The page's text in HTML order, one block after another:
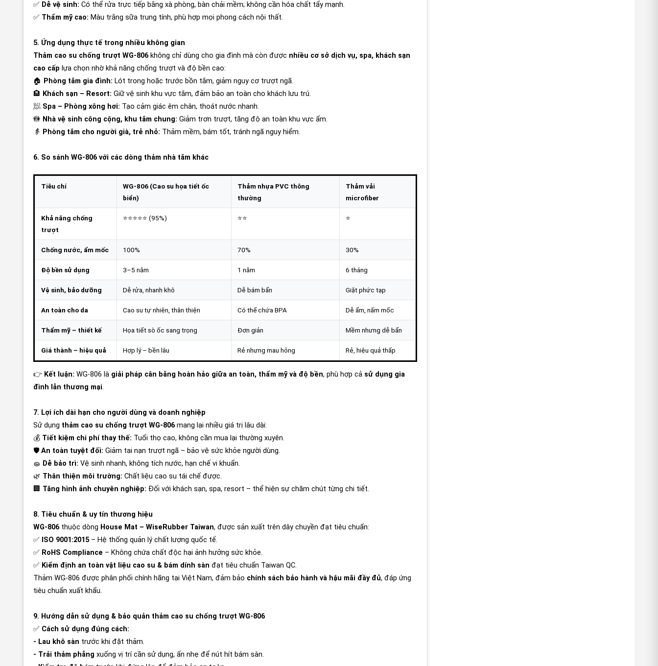
✅ Dễ vệ sinh: Có thể rửa trực tiếp bằng xà phòng, bàn chải mềm; không cần hóa chất tẩy mạnh.
✅ Thẩm mỹ cao: Màu trắng sữa trung tính, phù hợp mọi phong cách nội thất.
5. Ứng dụng thực tế trong nhiều không gian
Thảm cao su chống trượt WG-806 không chỉ dùng cho gia đình mà còn được nhiều cơ sở dịch vụ, spa, khách sạn
cao cấp lựa chọn nhờ khả năng chống trượt và độ bền cao:
🏠 Phòng tắm gia đình: Lót trong hoặc trước bồn tắm, giảm nguy cơ trượt ngã.
🏨 Khách sạn – Resort: Giữ vệ sinh khu vực tắm, đảm bảo an toàn cho khách lưu trú.
🧖 Spa – Phòng xông hơi: Tạo cảm giác êm chân, thoát nước nhanh.
🚻 Nhà vệ sinh công cộng, khu tắm chung: Giảm trơn trượt, tăng độ an toàn khu vực ẩm.
👵 Phòng tắm cho người già, trẻ nhỏ: Thảm mềm, bám tốt, tránh ngã nguy hiểm.
6. So sánh WG-806 với các dòng thảm nhà tắm khác
Tiêu chí
WG-806 (Cao su họa tiết ốc
biển)
Thảm nhựa PVC thông
thường
Thảm vải
microfiber
Khả năng chống
trượt
⭐⭐⭐⭐⭐ (95%) ⭐⭐ ⭐
Chống nước, ẩm mốc 100% 70% 30%
Độ bền sử dụng 3–5 năm 1 năm 6 tháng
Vệ sinh, bảo dưỡng Dễ rửa, nhanh khô Dễ bám bẩn Giặt phức tạp
An toàn cho da Cao su tự nhiên, thân thiện Có thể chứa BPA Dễ ẩm, nấm mốc
Thẩm mỹ – thiết kế Họa tiết sò ốc sang trọng Đơn giản Mềm nhưng dễ bẩn
Giá thành – hiệu quả Hợp lý – bền lâu Rẻ nhưng mau hỏng Rẻ, hiệu quả thấp
👉 Kết luận: WG-806 là giải pháp cân bằng hoàn hảo giữa an toàn, thẩm mỹ và độ bền, phù hợp cả sử dụng gia
đình lẫn thương mại.
7. Lợi ích dài hạn cho người dùng và doanh nghiệp
Sử dụng thảm cao su chống trượt WG-806 mang lại nhiều giá trị lâu dài:
💰 Tiết kiệm chi phí thay thế: Tuổi thọ cao, không cần mua lại thường xuyên.
🛡️ An toàn tuyệt đối: Giảm tai nạn trượt ngã – bảo vệ sức khỏe người dùng.
🧽 Dễ bảo trì: Vệ sinh nhanh, không tích nước, hạn chế vi khuẩn.
🌿 Thân thiện môi trường: Chất liệu cao su tái chế được.
🏢 Tăng hình ảnh chuyên nghiệp: Đối với khách sạn, spa, resort – thể hiện sự chăm chút từng chi tiết.
8. Tiêu chuẩn & uy tín thương hiệu
WG-806 thuộc dòng House Mat – WiseRubber Taiwan, được sản xuất trên dây chuyền đạt tiêu chuẩn:
✅ ISO 9001:2015 – Hệ thống quản lý chất lượng quốc tế.
✅ RoHS Compliance – Không chứa chất độc hại ảnh hưởng sức khỏe.
✅ Kiểm định an toàn vật liệu cao su & bám dính sàn đạt tiêu chuẩn Taiwan QC.
Thảm WG-806 được phân phối chính hãng tại Việt Nam, đảm bảo chính sách bảo hành và hậu mãi đầy đủ, đáp ứng
tiêu chuẩn xuất khẩu.
9. Hướng dẫn sử dụng & bảo quản thảm cao su chống trượt WG-806
✅ Cách sử dụng đúng cách:
- Lau khô sàn trước khi đặt thảm.
- Trải thảm phẳng xuống vị trí cần sử dụng, ấn nhẹ để nút hít bám sàn.